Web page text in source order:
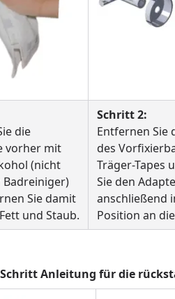
die
vorher mit
(nicht
Sie damit
und Staub.
Schritt 2:
Entfernen Sie
des
Träger-Tapes
Sie den
anschließend
Position an
Anleitung für die